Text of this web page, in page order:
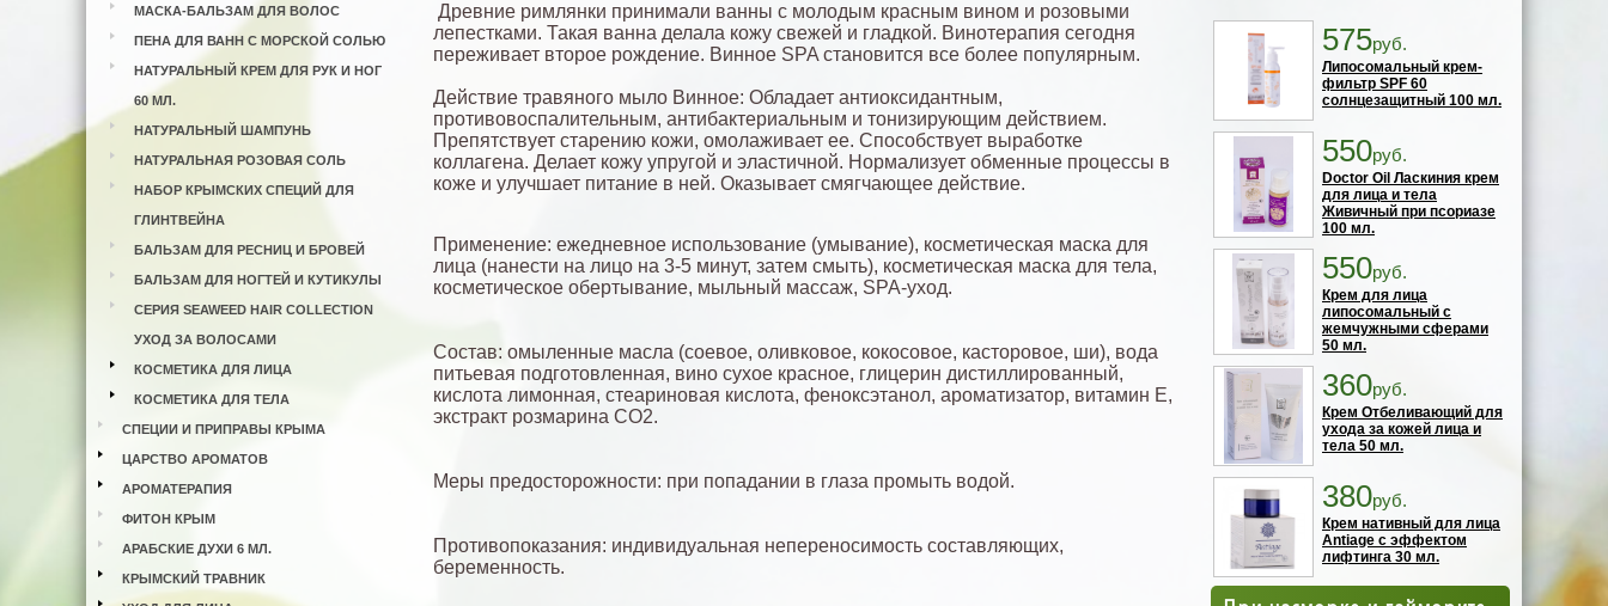
МАСКА-БАЛЬЗАМ ДЛЯ ВОЛОС
ПЕНА ДЛЯ ВАНН С МОРСКОЙ СОЛЬЮ
НАТУРАЛЬНЫЙ КРЕМ ДЛЯ РУК И НОГ
60 МЛ.
НАТУРАЛЬНЫЙ ШАМПУНЬ
НАТУРАЛЬНАЯ РОЗОВАЯ СОЛЬ
НАБОР КРЫМСКИХ СПЕЦИЙ ДЛЯ
ГЛИНТВЕЙНА
БАЛЬЗАМ ДЛЯ РЕСНИЦ И БРОВЕЙ
БАЛЬЗАМ ДЛЯ НОГТЕЙ И КУТИКУЛЫ
СЕРИЯ SEAWEED HAIR COLLECTION
УХОД ЗА ВОЛОСАМИ
КОСМЕТИКА ДЛЯ ЛИЦА
КОСМЕТИКА ДЛЯ ТЕЛА
СПЕЦИИ И ПРИПРАВЫ КРЫМА
ЦАРСТВО АРОМАТОВ
АРОМАТЕРАПИЯ
ФИТОН КРЫМ
АРАБСКИЕ ДУХИ 6 МЛ.
КРЫМСКИЙ ТРАВНИК
Древние римлянки принимали ванны с молодым красным вином и розовыми
лепестками. Такая ванна делала кожу свежей и гладкой. Винотерапия сегодня
переживает второе рождение. Винное SPA становится все более популярным.
Действие травяного мыло Винное: Обладает антиоксидантным,
противовоспалительным, антибактериальным и тонизирующим действием.
Препятствует старению кожи, омолаживает ее. Способствует выработке
коллагена. Делает кожу упругой и эластичной. Нормализует обменные процессы в
коже и улучшает питание в ней. Оказывает смягчающее действие.
Применение: ежедневное использование (умывание), косметическая маска для
лица (нанести на лицо на 3-5 минут, затем смыть), косметическая маска для тела,
косметическое обертывание, мыльный массаж, SPA-уход.
Состав: омыленные масла (соевое, оливковое, кокосовое, касторовое, ши), вода
питьевая подготовленная, вино сухое красное, глицерин дистиллированный,
кислота лимонная, стеариновая кислота, феноксэтанол, ароматизатор, витамин Е,
экстракт розмарина СО2.
Меры предосторожности: при попадании в глаза промыть водой.
Противопоказания: индивидуальная непереносимость составляющих,
беременность.
575руб.
Липосомальный крем-
фильтр SPF 60
солнцезащитный 100 мл.
550руб.
Doctor Oil Ласкиния крем
для лица и тела
Живичный при псориазе
100 мл.
550руб.
Крем для лица
липосомальный с
жемчужными сферами
50 мл.
360руб.
Крем Отбеливающий для
ухода за кожей лица и
тела 50 мл.
380руб.
Крем нативный для лица
Antiage с эффектом
лифтинга 30 мл.